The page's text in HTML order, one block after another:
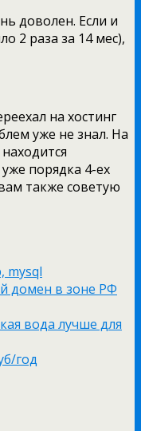
доволен. Если и
2 раза за 14 мес),
на хостинг
уже не знал. На
порядка 4-ех
также советую
mysql
домен в зоне РФ
вода лучше для
год